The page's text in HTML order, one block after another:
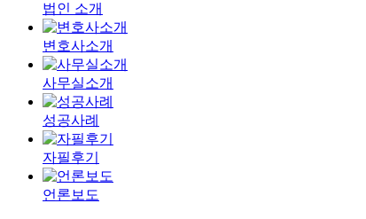
법인 소개
변호사소개
사무실소개
성공사례
자필후기
언론보도